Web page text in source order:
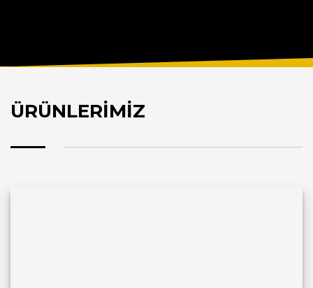
ÜRÜNLERİMİZ